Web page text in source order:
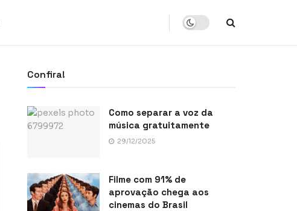
Confira!
Como separar a voz da
música gratuitamente
29/12/2025
Filme com 91% de
aprovação chega aos
cinemas do Brasil